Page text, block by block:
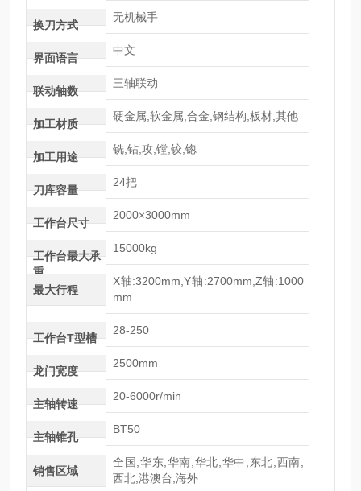
换刀方式
无机械手
界面语言
中文
联动轴数
三轴联动
加工材质
硬金属,软金属,合金,钢结构,板材,其他
加工用途
铣,钻,攻,镗,铰,锪
刀库容量
24把
工作台尺寸
2000×3000mm
工作台最大承
重
15000kg
最大行程
X轴:3200mm,Y轴:2700mm,Z轴:1000
mm
工作台T型槽
28-250
龙门宽度
2500mm
主轴转速
20-6000r/min
主轴锥孔
BT50
销售区域
全国,华东,华南,华北,华中,东北,西南,
西北,港澳台,海外